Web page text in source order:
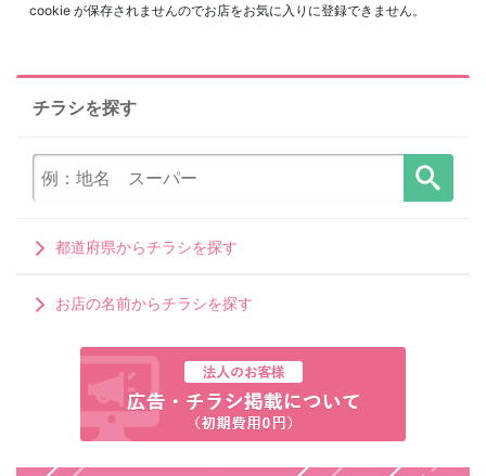
cookie が保存されませんのでお店をお気に入りに登録できません。
チラシを探す
都道府県からチラシを探す
お店の名前からチラシを探す